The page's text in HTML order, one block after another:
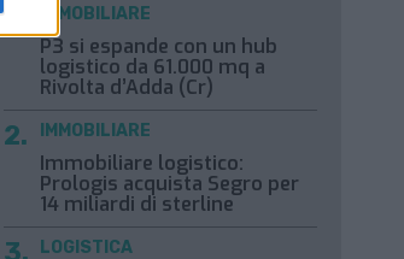
P3 si espande con un hub
logistico da 61.000 mq a
Rivolta d’Adda (Cr)
IMMOBILIARE
Immobiliare logistico:
Prologis acquista Segro per
14 miliardi di sterline
IMMOBILIARE
LOGISTICA